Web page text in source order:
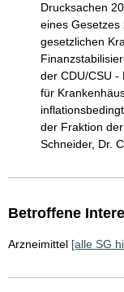
Drucksachen
eines Gesetzes
gesetzlichen
der CDU/CSU -
für
der Fraktion
Schneider, Dr.
Betroffene
Arzneimittel [alle SG